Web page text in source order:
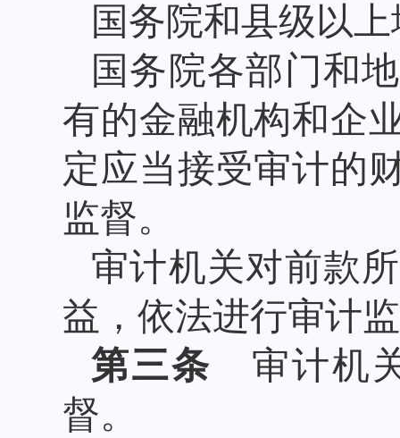
国务院和县级以
国务院各部门和
有的金融机构和企
定应当接受审计的
监督。
审计机关对前款
益，依法进行审计
第三条 审计机
督。